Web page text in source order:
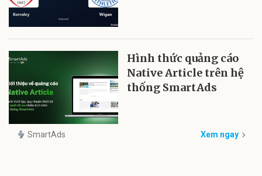
Hình thức quảng cáo
Native Article trên hệ
thống SmartAds
SmartAds Xem ngay